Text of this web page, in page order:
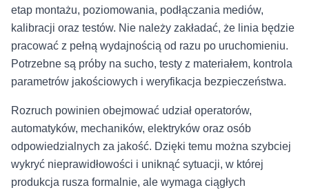
etap montażu, poziomowania, podłączania mediów,
kalibracji oraz testów. Nie należy zakładać, że linia będzie
pracować z pełną wydajnością od razu po uruchomieniu.
Potrzebne są próby na sucho, testy z materiałem, kontrola
parametrów jakościowych i weryfikacja bezpieczeństwa.
Rozruch powinien obejmować udział operatorów,
automatyków, mechaników, elektryków oraz osób
odpowiedzialnych za jakość. Dzięki temu można szybciej
wykryć nieprawidłowości i uniknąć sytuacji, w której
produkcja rusza formalnie, ale wymaga ciągłych